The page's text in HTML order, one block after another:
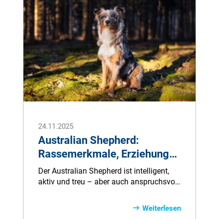
erklären wir Ihnen in diesem Ratgeber zur
Wurzelbehandlung.
24.11.2025
Australian Shepherd:
Rassemerkmale, Erziehung
und Pflege
Der Australian Shepherd ist intelligent,
aktiv und treu – aber auch anspruchsvoll
Ratgeber erfahren Sie alles, was Sie über
diese besondere Hunderasse wissen
Weiterlesen